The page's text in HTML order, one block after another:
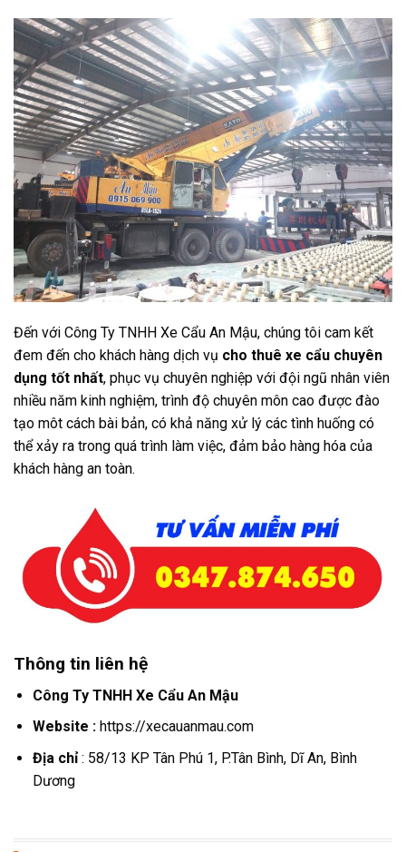
Đến với Công Ty TNHH Xe Cẩu An Mậu, chúng tôi cam kết
đem đến cho khách hàng dịch vụ cho thuê xe cẩu chuyên
dụng tốt nhất, phục vụ chuyên nghiệp với đội ngũ nhân viên
nhiều năm kinh nghiệm, trình độ chuyên môn cao được đào
tạo môt cách bài bản, có khả năng xử lý các tình huống có
thể xảy ra trong quá trình làm việc, đảm bảo hàng hóa của
khách hàng an toàn.
Thông tin liên hệ
Công Ty TNHH Xe Cẩu An Mậu
Website :https://xecauanmau.com
Địa chỉ: 58/13 KP Tân Phú 1, P.Tân Bình, Dĩ An, Bình
Dương